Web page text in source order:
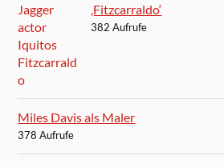
‚Fitzcarraldo‘
382 Aufrufe
Miles Davis als Maler
378 Aufrufe